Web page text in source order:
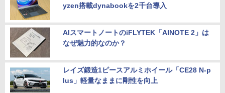
yzen搭載dynabookを2千台導入
AIスマートノートのiFLYTEK「AINOTE 2」は
なぜ魅力的なのか？
レイズ鍛造1ピースアルミホイール「CE28 N-p
lus」軽量なままに剛性を向上